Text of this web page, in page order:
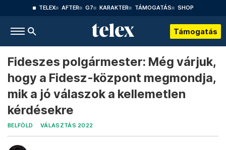
TELEX AFTER G7 KARAKTER TÁMOGATÁS SHOP
Támogatás
Fideszes polgármester: Még várjuk,
hogy a Fidesz-központ megmondja,
mik a jó válaszok a kellemetlen
kérdésekre
BELFÖLD VÁLASZTÁS 2022